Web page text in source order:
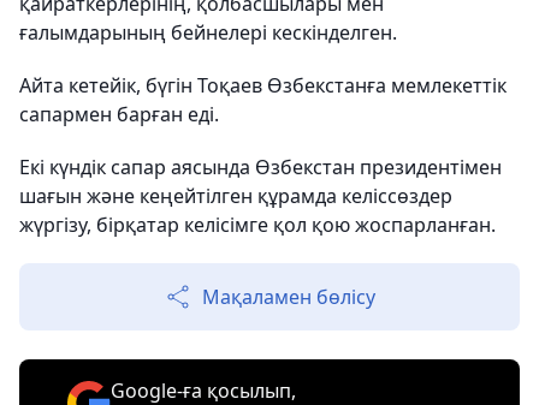
ғалымдарының бейнелері кескінделген.
Айта кетейік, бүгін Тоқаев Өзбекстанға мемлекеттік
сапармен барған еді.
Екі күндік сапар аясында Өзбекстан президентімен
шағын және кеңейтілген құрамда келіссөздер
жүргізу, бірқатар келісімге қол қою жоспарланған.
Мақаламен бөлісу
Google-ға қосылып,